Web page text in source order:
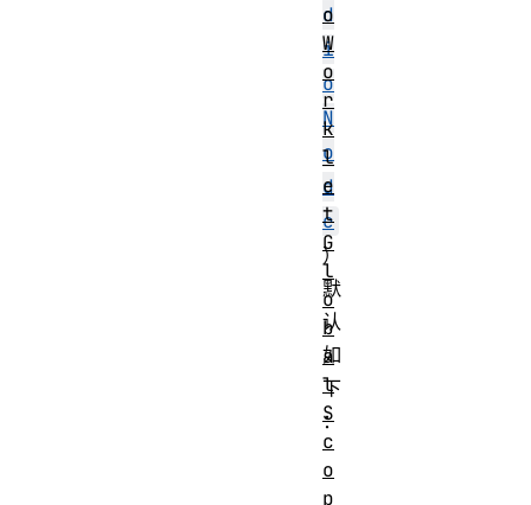
d
i
o
N
o
d
e
）
默
认
如
下
：
o
W
o
r
k
l
e
t
G
l
o
b
a
l
S
c
o
p